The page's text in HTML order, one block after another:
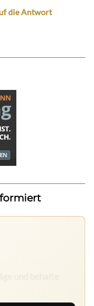
die Antwort